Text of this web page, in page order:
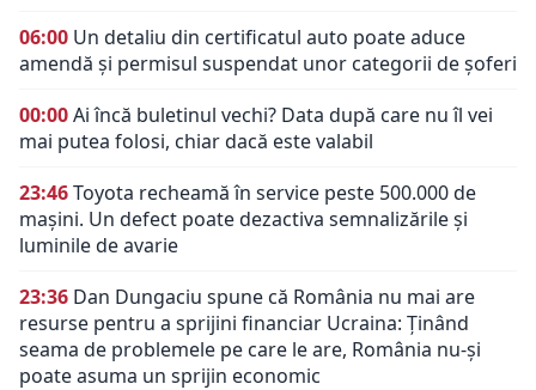
06:00 Un detaliu din certificatul auto poate aduce
amendă și permisul suspendat unor categorii de șoferi
00:00Ai încă buletinul vechi? Data după care nu îl vei
mai putea folosi, chiar dacă este valabil
23:46Toyota recheamă în service peste 500.000 de
mașini. Un defect poate dezactiva semnalizările și
luminile de avarie
23:36 Dan Dungaciu spune că România nu mai are
resurse pentru a sprijini financiar Ucraina: Ținând
seama de problemele pe care le are, România nu-și
poate asuma un sprijin economic